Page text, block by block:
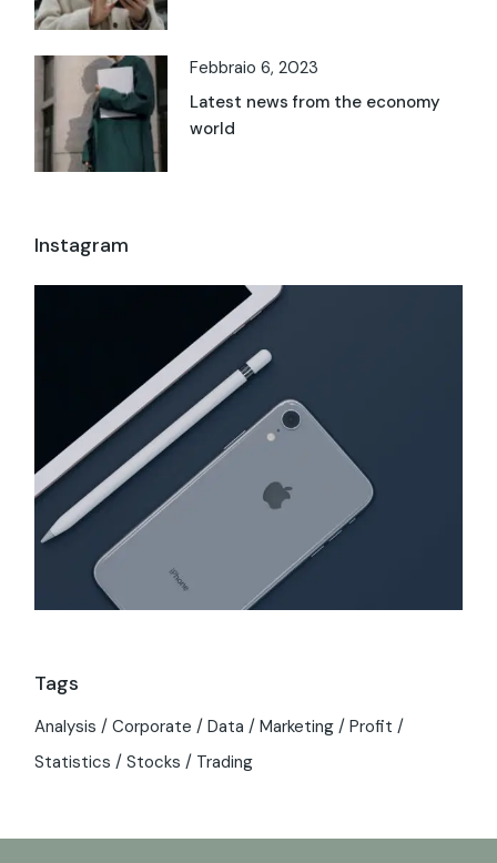
Febbraio 6, 2023
Latest news from the economy
world
Instagram
Tags
Analysis Corporate Data Marketing
Profit
Statistics
Stocks Trading